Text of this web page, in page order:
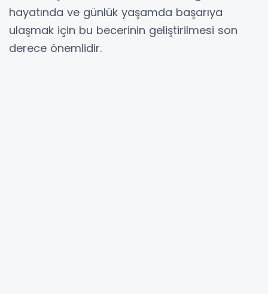
hayatında ve günlük yaşamda başarıya
ulaşmak için bu becerinin geliştirilmesi son
derece önemlidir.